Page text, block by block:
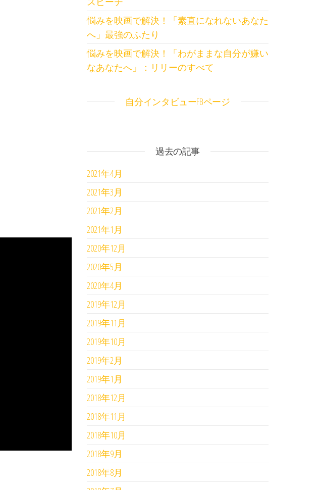
悩みを映画で解決！「素直になれないあなた
へ」最強のふたり
悩みを映画で解決！「わがままな自分が嫌い
なあなたへ」：リリーのすべて
自分インタビューFBページ
過去の記事
2021年4月
2021年3月
2021年2月
2021年1月
2020年12月
2020年5月
2020年4月
2019年12月
2019年11月
2019年10月
2019年2月
2019年1月
2018年12月
2018年11月
2018年10月
2018年9月
2018年8月